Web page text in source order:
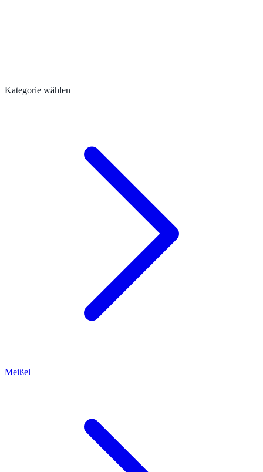
Kategorie wählen
Meißel